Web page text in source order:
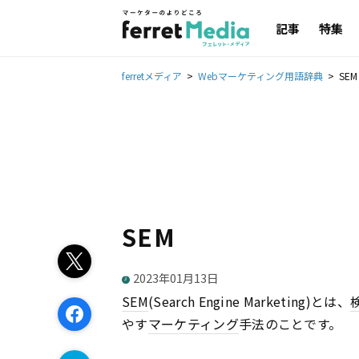
記事 特集
ferretメディア Webマーケティング用語辞典 SEM
SEM
2023年01月13日
SEM(Search Engine Marketing)とは、
やすマーケティング手法のことです。